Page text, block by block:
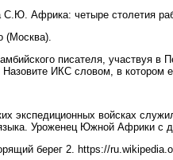
С.Ю. Африка: четыре столетия
(Москва).
писателя, участвуя в
ИКС словом, в котором
экспедиционных войсках
Уроженец Южной Африки с
берег 2. https://